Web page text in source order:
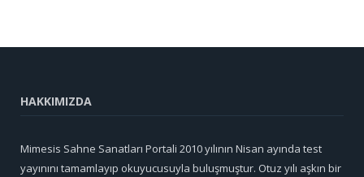
HAKKIMIZDA
Mimesis Sahne Sanatları Portali 2010 yılının Nisan ayında test
yayınını tamamlayıp okuyucusuyla buluşmuştur. Otuz yılı aşkın bir